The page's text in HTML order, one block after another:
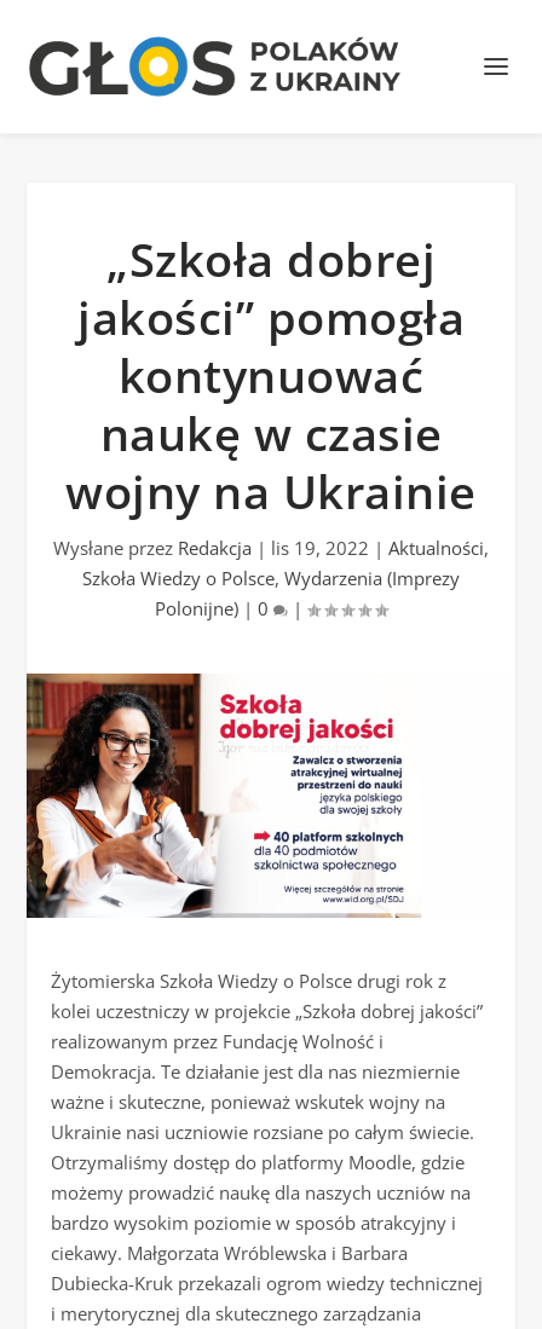
„Szkoła dobrej
jakości” pomogła
kontynuować
naukę w czasie
wojny na Ukrainie
Wysłane przez Redakcja | lis 19, 2022 | Aktualności,
Szkoła Wiedzy o Polsce, Wydarzenia (Imprezy
Polonijne) | 0 |
Żytomierska Szkoła Wiedzy o Polsce drugi rok z
kolei uczestniczy w projekcie „Szkoła dobrej jakości”
realizowanym przez Fundację Wolność i
Demokracja. Te działanie jest dla nas niezmiernie
ważne i skuteczne, ponieważ wskutek wojny na
Ukrainie nasi uczniowie rozsiane po całym świecie.
Otrzymaliśmy dostęp do platformy Moodle, gdzie
możemy prowadzić naukę dla naszych uczniów na
bardzo wysokim poziomie w sposób atrakcyjny i
ciekawy. Małgorzata Wróblewska i Barbara
Dubiecka-Kruk przekazali ogrom wiedzy technicznej
i merytorycznej dla skutecznego zarządzania